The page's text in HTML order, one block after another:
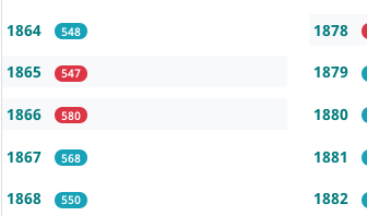
1864 548
1865 547
1866 580
1867 568
1868 550
1878
1879
1880
1881
1882